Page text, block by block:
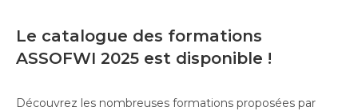
Le catalogue des formations
ASSOFWI 2025 est disponible !
Découvrez les nombreuses formations proposées par